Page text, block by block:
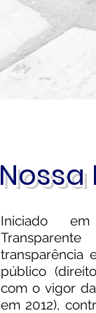
Nossa
Iniciado
transparência
público
com o vigor
em 2012),